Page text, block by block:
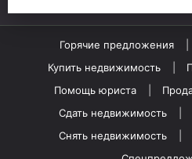
Горячие предложения
Купить недвижимость
Помощь юриста
Сдать недвижимость
Снять недвижимость